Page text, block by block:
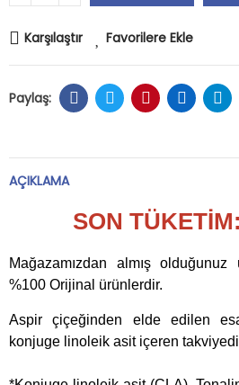
Karşılaştır Favorilere Ekle
AÇIKLAMA
SON
Mağazamızdan almış
%100 Orijinal ürünlerdir.
Aspir çiçeğinden elde edilen
konjuge linoleik asit içeren